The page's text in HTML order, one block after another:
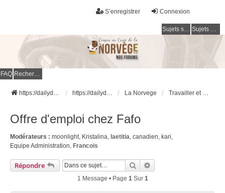
Connexion
S’enregistrer
Sujets sans réponse Sujets actifs
FAQ Rechercher
https://dailydigesthub.com https://dailydigesthub.com La Norvege Travailler et Etudier en Norvège
Offre d'emploi chez Fafo
Modérateurs : moonlight, Kristalina, laetitia, canadien, kari,
Equipe Administration, Francois
Répondre Rechercher
1 Message • Page 1Sur 1